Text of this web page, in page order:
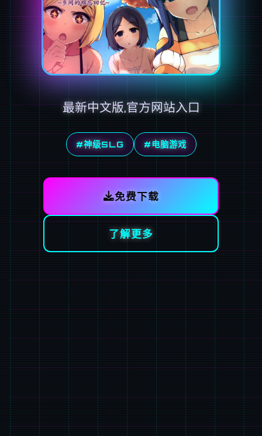
最新中文版,官方网站入口
#神级SLG #电脑游戏
免费下载
了解更多